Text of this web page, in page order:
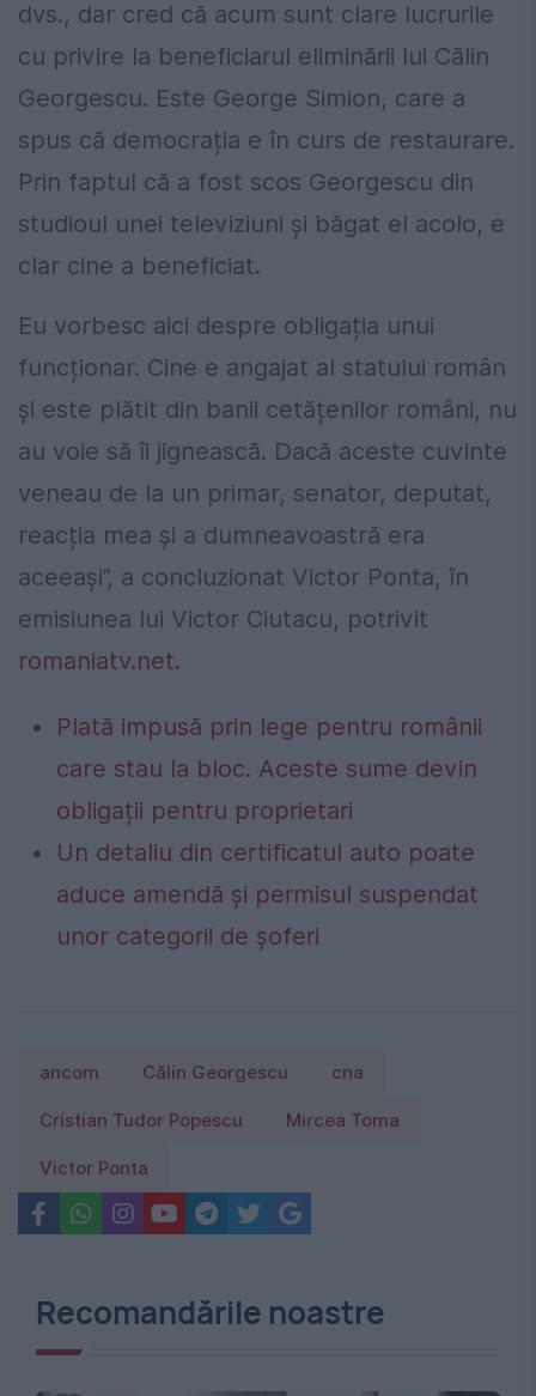
dvs., dar cred că acum sunt clare lucrurile
cu privire la beneficiarul eliminării lui Călin
Georgescu. Este George Simion, care a
spus că democrația e în curs de restaurare.
Prin faptul că a fost scos Georgescu din
studioul unei televiziuni și băgat el acolo, e
clar cine a beneficiat.
Eu vorbesc aici despre obligația unui
funcționar. Cine e angajat al statului român
și este plătit din banii cetățenilor români, nu
au voie să îi jignească. Dacă aceste cuvinte
veneau de la un primar, senator, deputat,
reacția mea și a dumneavoastră era
aceeași”, a concluzionat Victor Ponta, în
emisiunea lui Victor Ciutacu, potrivit
romaniatv.net.
Plată impusă prin lege pentru românii
care stau la bloc. Aceste sume devin
obligații pentru proprietari
Un detaliu din certificatul auto poate
aduce amendă și permisul suspendat
unor categorii de șoferi
ancom Călin Georgescu cna
Cristian Tudor Popescu Mircea Toma
Victor Ponta
Recomandările noastre